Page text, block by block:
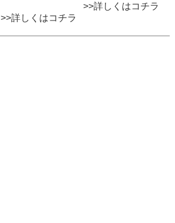
>>詳しくはコチラ
>>詳しくはコチラ